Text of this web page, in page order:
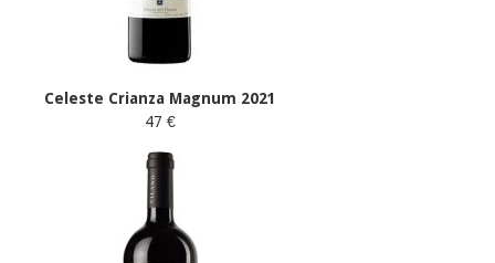
Celeste Crianza Magnum 2021
47 €